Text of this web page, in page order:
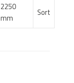
2250
mm
Sort